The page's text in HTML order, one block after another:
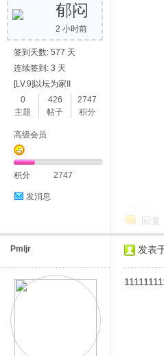
郁闷
2 小时前
签到天数: 577 天
连续签到: 3 天
[LV.9]以坛为家II
0
主题
426
帖子
2747
积分
高级会员
积分 2747
发消息
回复
Pmljr 发表